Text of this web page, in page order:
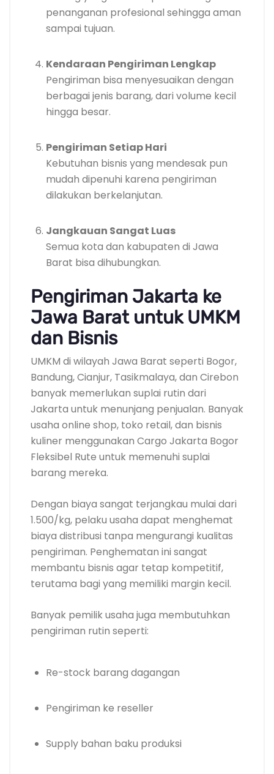
penanganan profesional sehingga aman
sampai tujuan.
Kendaraan Pengiriman Lengkap
Pengiriman bisa menyesuaikan dengan
berbagai jenis barang, dari volume kecil
hingga besar.
Pengiriman Setiap Hari
Kebutuhan bisnis yang mendesak pun
mudah dipenuhi karena pengiriman
dilakukan berkelanjutan.
Jangkauan Sangat Luas
Semua kota dan kabupaten di Jawa
Barat bisa dihubungkan.
Pengiriman Jakarta ke
Jawa Barat untuk UMKM
dan Bisnis
UMKM di wilayah Jawa Barat seperti Bogor,
Bandung, Cianjur, Tasikmalaya, dan Cirebon
banyak memerlukan suplai rutin dari
Jakarta untuk menunjang penjualan. Banyak
usaha online shop, toko retail, dan bisnis
kuliner menggunakan Cargo Jakarta Bogor
Fleksibel Rute untuk memenuhi suplai
barang mereka.
Dengan biaya sangat terjangkau mulai dari
1.500/kg, pelaku usaha dapat menghemat
biaya distribusi tanpa mengurangi kualitas
pengiriman. Penghematan ini sangat
membantu bisnis agar tetap kompetitif,
terutama bagi yang memiliki margin kecil.
Banyak pemilik usaha juga membutuhkan
pengiriman rutin seperti:
Re-stock barang dagangan
Pengiriman ke reseller
Supply bahan baku produksi